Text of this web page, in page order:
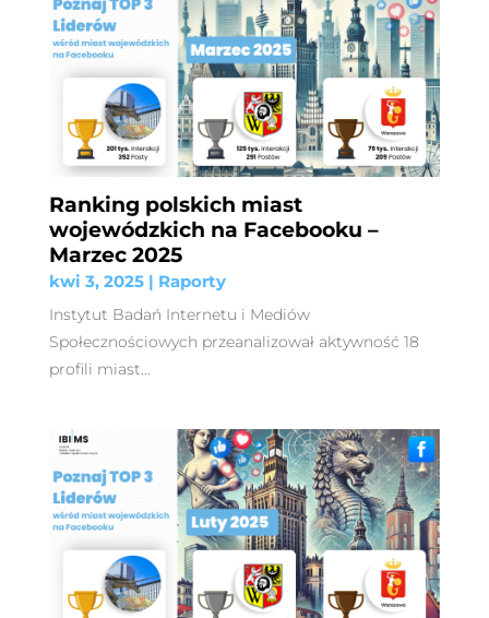
Ranking polskich miast
wojewódzkich na Facebooku –
Marzec 2025
kwi 3, 2025| Raporty
Instytut Badań Internetu i Mediów
Społecznościowych przeanalizował aktywność 18
profili miast...